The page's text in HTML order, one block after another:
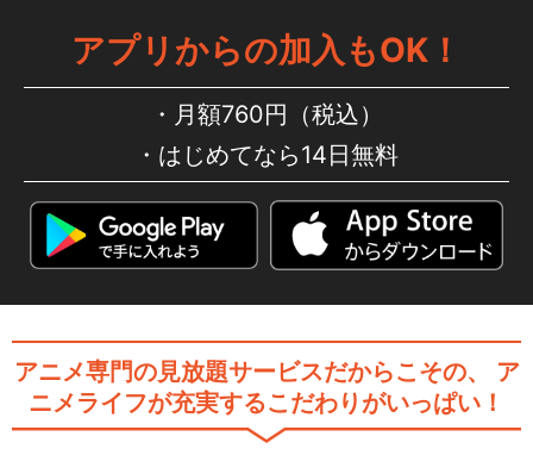
新ミュージカル「スタミュ」-
2ndシーズン-
DREAMER/Gero
閉じる
アプリからの加入もOK！
月額760円（税込）
はじめてなら14日無料
アニメ専門の見放題サービスだからこその、
ア
ニメライフが充実するこだわりがいっぱい！